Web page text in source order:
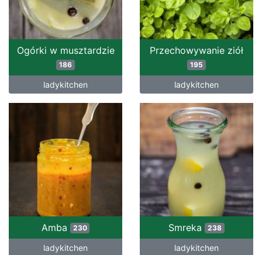
Ogórki w musztardzie
186
ladykitchen
Przechowywanie ziół
195
ladykitchen
Amba 230
ladykitchen
Smreka 238
ladykitchen